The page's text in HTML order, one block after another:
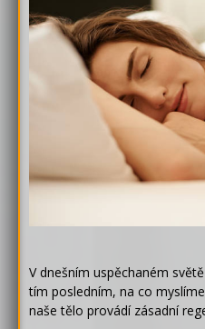
V dnešním uspěchaném
tím posledním, na co
naše tělo provádí zásadní